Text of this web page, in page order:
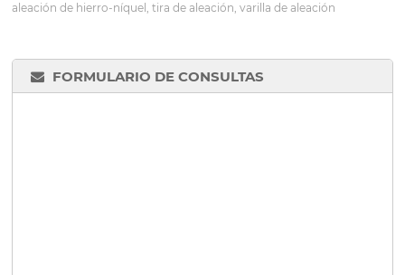
aleación de hierro-níquel, tira de aleación, varilla de aleación
FORMULARIO DE CONSULTAS